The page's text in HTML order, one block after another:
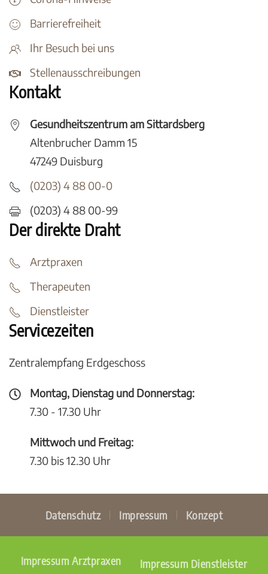
Barrierefreiheit
Ihr Besuch bei uns
Stellenausschreibungen
Kontakt
Gesundheitszentrum am Sittardsberg
Altenbrucher Damm 15
47249 Duisburg
(0203) 4 88 00-0
(0203) 4 88 00-99
Der direkte Draht
Arztpraxen
Therapeuten
Dienstleister
Servicezeiten
Zentralempfang Erdgeschoss
Montag, Dienstag und Donnerstag:
7.30 - 17.30 Uhr
Mittwoch und Freitag:
7.30 bis 12.30 Uhr
Datenschutz Impressum Konzept
Impressum Arztpraxen Impressum Dienstleister